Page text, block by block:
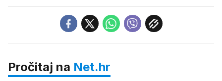
Pročitaj na Net.hr